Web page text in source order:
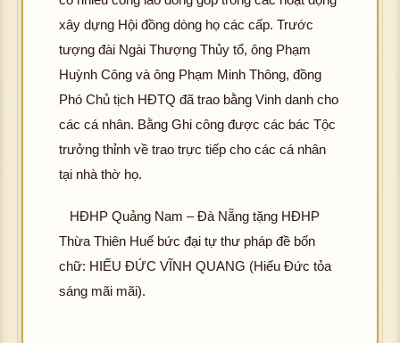
xây dựng Hội đồng dòng họ các cấp. Trước
tượng đài Ngài Thượng Thủy tổ, ông Phạm
Huỳnh Công và ông Phạm Minh Thông, đồng
Phó Chủ tịch HĐTQ đã trao bằng Vinh danh cho
các cá nhân. Bằng Ghi công được các bác Tộc
trưởng thỉnh về trao trực tiếp cho các cá nhân
tại nhà thờ họ.
HĐHP Quảng Nam – Đà Nẵng tặng HĐHP
Thừa Thiên Huế bức đại tự thư pháp đề bốn
chữ: HIẾU ĐỨC VĨNH QUANG (Hiếu Đức tỏa
sáng mãi mãi).